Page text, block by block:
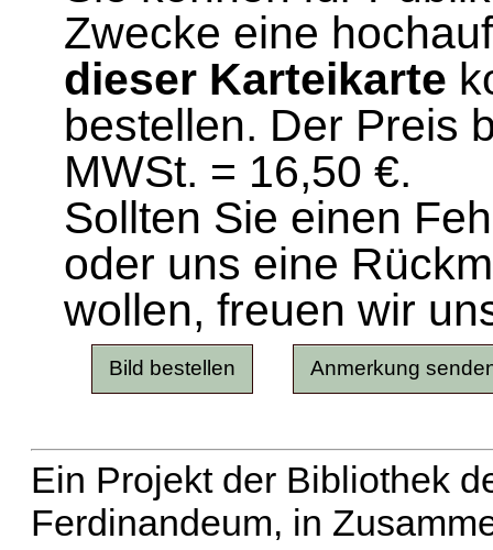
Zwecke eine
dieser Karteikarte
bestellen. Der Preis
MWSt. = 16,50 €.
Sollten Sie einen
oder uns eine
wollen, freuen wir
Ein Projekt der Bibliothek
Ferdinandeum, in